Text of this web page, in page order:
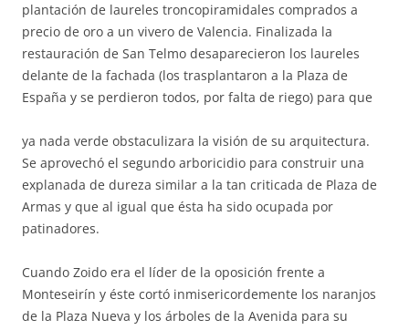
plantación de laureles troncopiramidales comprados a
precio de oro a un vivero de Valencia. Finalizada la
restauración de San Telmo desaparecieron los laureles
delante de la fachada (los trasplantaron a la Plaza de
España y se perdieron todos, por falta de riego) para que
ya nada verde obstaculizara la visión de su arquitectura.
Se aprovechó el segundo arboricidio para construir una
explanada de dureza similar a la tan criticada de Plaza de
Armas y que al igual que ésta ha sido ocupada por
patinadores.
Cuando Zoido era el líder de la oposición frente a
Monteseirín y éste cortó inmisericordemente los naranjos
de la Plaza Nueva y los árboles de la Avenida para su